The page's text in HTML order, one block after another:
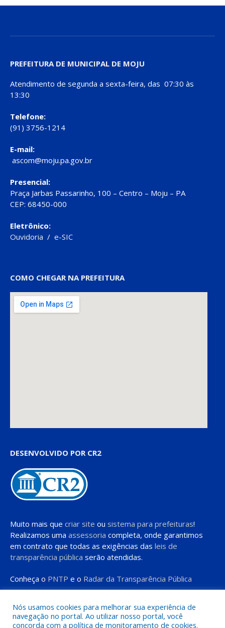
PREFEITURA DE MUNICIPAL DE MOJU
Atendimento de segunda a sexta-feira, das 07:30 às
13:30
Telefone:
(91) 3756-1214
E-mail:
ascom@moju.pa.gov.br
Presencial:
Praça Jarbas Passarinho, 100 – Centro – Moju – PA
CEP: 68450-000
Eletrônico:
Ouvidoria / e-SIC
COMO CHEGAR NA PREFEITURA
DESENVOLVIDO POR CR2
Muito mais que criar site ou sistema para prefeituras!
Realizamos uma assessoria completa, onde garantimos
em contrato que todas as exigências das leis de
transparência pública serão atendidas.
Conheça o PNTP e o Radar da Transparência Pública
Nós usamos cookies para melhorar sua experiência de
navegação no portal. Ao utilizar nosso portal, você
concorda com a política de monitoramento de cookies.